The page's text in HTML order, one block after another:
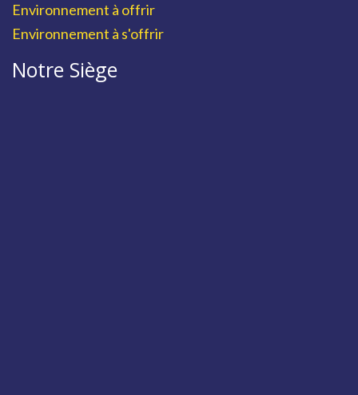
Environnement à offrir
Environnement à s'offrir
Notre Siège